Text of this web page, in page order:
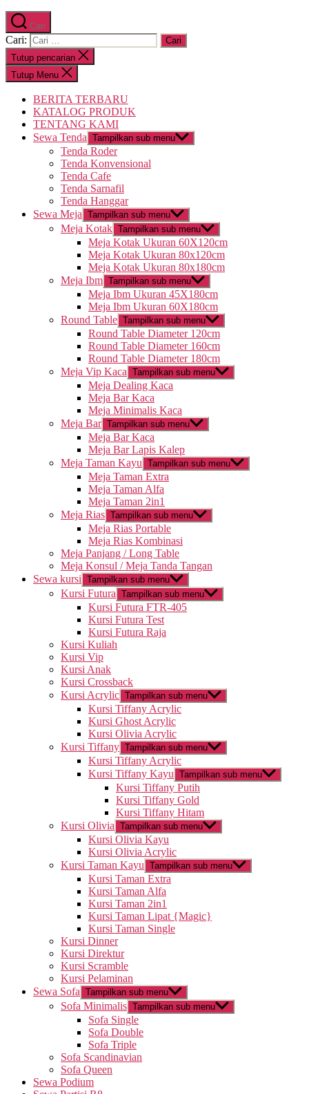
Cari
Cari:
Tutup pencarian
Tutup Menu
BERITA TERBARU
KATALOG PRODUK
TENTANG KAMI
Sewa Tenda Tampilkan sub menu
Tenda Roder
Tenda Konvensional
Tenda Cafe
Tenda Sarnafil
Tenda Hanggar
Sewa Meja Tampilkan sub menu
Meja Kotak Tampilkan sub menu
Meja Kotak Ukuran 60X120cm
Meja Kotak Ukuran 80x120cm
Meja Kotak Ukuran 80x180cm
Meja Ibm Tampilkan sub menu
Meja Ibm Ukuran 45X180cm
Meja Ibm Ukuran 60X180cm
Round Table Tampilkan sub menu
Round Table Diameter 120cm
Round Table Diameter 160cm
Round Table Diameter 180cm
Meja Vip Kaca Tampilkan sub menu
Meja Dealing Kaca
Meja Bar Kaca
Meja Minimalis Kaca
Meja Bar Tampilkan sub menu
Meja Bar Kaca
Meja Bar Lapis Kalep
Meja Taman Kayu Tampilkan sub menu
Meja Taman Extra
Meja Taman Alfa
Meja Taman 2in1
Meja Rias Tampilkan sub menu
Meja Rias Portable
Meja Rias Kombinasi
Meja Panjang / Long Table
Meja Konsul / Meja Tanda Tangan
Sewa kursi Tampilkan sub menu
Kursi Futura Tampilkan sub menu
Kursi Futura FTR-405
Kursi Futura Test
Kursi Futura Raja
Kursi Kuliah
Kursi Vip
Kursi Anak
Kursi Crossback
Kursi Acrylic Tampilkan sub menu
Kursi Tiffany Acrylic
Kursi Ghost Acrylic
Kursi Olivia Acrylic
Kursi Tiffany Tampilkan sub menu
Kursi Tiffany Acrylic
Kursi Tiffany Kayu Tampilkan sub menu
Kursi Tiffany Putih
Kursi Tiffany Gold
Kursi Tiffany Hitam
Kursi Olivia Tampilkan sub menu
Kursi Olivia Kayu
Kursi Olivia Acrylic
Kursi Taman Kayu Tampilkan sub menu
Kursi Taman Extra
Kursi Taman Alfa
Kursi Taman 2in1
Kursi Taman Lipat {Magic}
Kursi Taman Single
Kursi Dinner
Kursi Direktur
Kursi Scramble
Kursi Pelaminan
Sewa Sofa Tampilkan sub menu
Sofa Minimalis Tampilkan sub menu
Sofa Single
Sofa Double
Sofa Triple
Sofa Scandinavian
Sofa Queen
Sewa Podium